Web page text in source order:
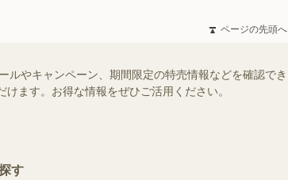
ページの先頭へ
やキャンペーン、期間限定の特売情報などを確認でき
ます。お得な情報をぜひご活用ください。
す